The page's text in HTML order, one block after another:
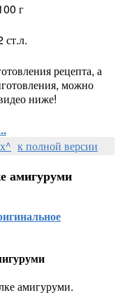
г
ст.л.
рецепта, а
можно
ниже!
к полной версии
амигуруми
амигуруми.